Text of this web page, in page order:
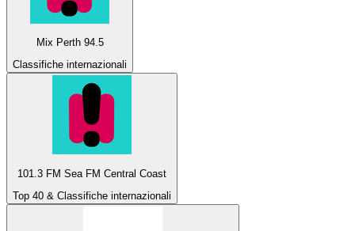
Mix Perth 94.5
Classifiche internazionali
101.3 FM Sea FM Central Coast
Top 40 & Classifiche internazionali